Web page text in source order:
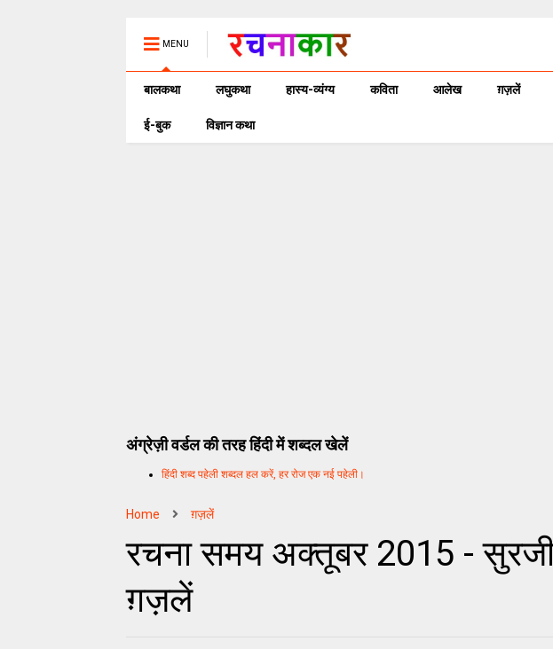
MENU
बालकथा लघुकथा हास्य-व्यंग्य कविता आलेख ग़ज़लें
ई-बुक विज्ञान कथा
अंग्रेज़ी वर्डल की तरह हिंदी में शब्दल खेलें
हिंदी शब्द पहेली शब्दल हल करें, हर रोज एक नई पहेली।
Home ग़ज़लें
रचना समय अक्तूबर 2015 -
ग़ज़लें